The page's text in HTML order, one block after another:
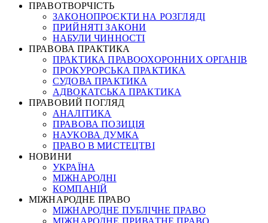
ПРАВОТВОРЧІСТЬ
ЗАКОНОПРОЄКТИ НА РОЗГЛЯДІ
ПРИЙНЯТІ ЗАКОНИ
НАБУЛИ ЧИННОСТІ
ПРАВОВА ПРАКТИКА
ПРАКТИКА ПРАВООХОРОННИХ ОРГАНІВ
ПРОКУРОРСЬКА ПРАКТИКА
СУДОВА ПРАКТИКА
АДВОКАТСЬКА ПРАКТИКА
ПРАВОВИЙ ПОГЛЯД
АНАЛІТИКА
ПРАВОВА ПОЗИЦІЯ
НАУКОВА ДУМКА
ПРАВО В МИСТЕЦТВІ
НОВИНИ
УКРАЇНА
МІЖНАРОДНІ
КОМПАНІЙ
МІЖНАРОДНЕ ПРАВО
МІЖНАРОДНЕ ПУБЛІЧНЕ ПРАВО
МІЖНАРОДНЕ ПРИВАТНЕ ПРАВО